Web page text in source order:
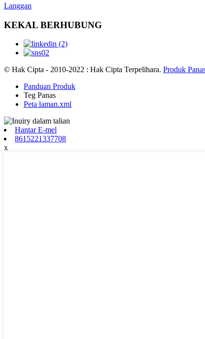
Langgan
KEKAL BERHUBUNG
© Hak Cipta - 2010-2022 : Hak Cipta Terpelihara. Produk
Panduan Produk
Teg Panas
Peta laman.xml
Hantar E-mel
8615221337708
x